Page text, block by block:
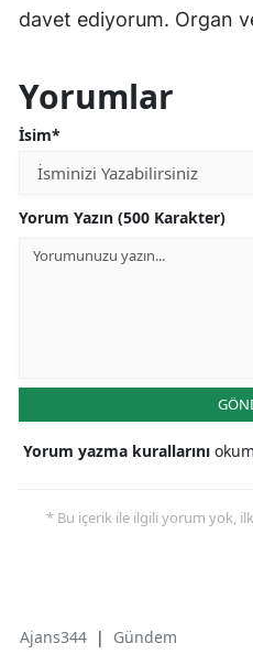
davet ediyorum. Organ
Yorumlar
İsim*
Yorum Yazın (500 Karakter)
Yorum yazma kurallarını
* Bu içerik ile ilgili yorum yok,
Ajans344 | Gündem